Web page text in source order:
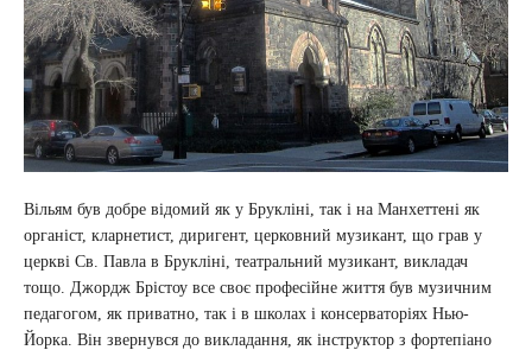
Вільям був добре відомий як у Брукліні, так і на Манхеттені як
органіст, кларнетист, диригент, церковний музикант, що грав у
церкві Св. Павла в Брукліні, театральний музикант, викладач
тощо. Джордж Брістоу все своє професійне життя був музичним
педагогом, як приватно, так і в школах і консерваторіях Нью-
Йорка. Він звернувся до викладання, як інструктор з фортепіано